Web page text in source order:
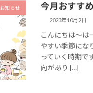
お知らせ 今月おすす
2023年10月2日
こんにちは～
やすい季節にな
っていく時期で
向があり […]